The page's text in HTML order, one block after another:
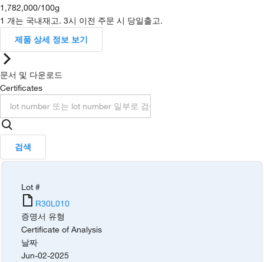
1,782,000/100g
1 개는 국내재고. 3시 이전 주문 시 당일출고.
제품 상세 정보 보기
문서 및 다운로드
Certificates
검색
Lot #
R30L010
증명서 유형
Certificate of Analysis
날짜
Jun-02-2025